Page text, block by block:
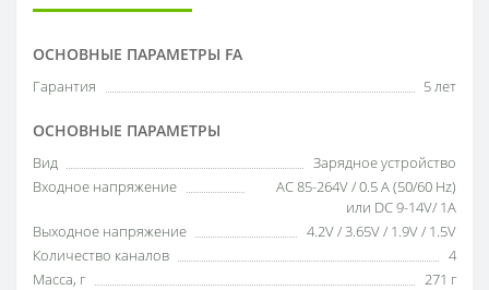
ОСНОВНЫЕ ПАРАМЕТРЫ FA
Гарантия 5 лет
ОСНОВНЫЕ ПАРАМЕТРЫ
Вид
Зарядное устройство
Входное напряжение
AC 85-264V / 0.5 A (50/60 Hz)
или DC 9-14V/ 1A
Выходное напряжение
4.2V / 3.65V / 1.9V / 1.5V
Количество каналов
4
Масса, г
271 г